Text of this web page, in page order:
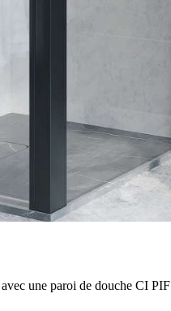
une paroi de douche CI PIF